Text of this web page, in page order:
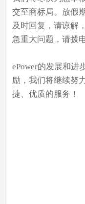
交至商标局。放假
及时回复，请谅解，
急重大问题，请拨
ePower的发展和进
励，我们将继续努
捷、优质的服务！